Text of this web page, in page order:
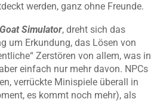
werden, ganz ohne Freunde.
Goat Simulator, dreht sich das
um Erkundung, das Lösen von
Zerstören von allem, was in
einfach nur mehr davon. NPCs
verrückte Minispiele überall in
es kommt noch mehr), als